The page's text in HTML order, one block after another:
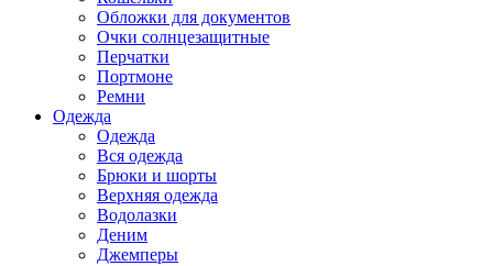
Обложки для документов
Очки солнцезащитные
Перчатки
Портмоне
Ремни
Одежда
Одежда
Вся одежда
Брюки и шорты
Верхняя одежда
Водолазки
Деним
Джемперы